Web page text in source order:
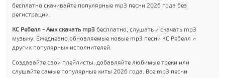
бесплатно скачивайте популярные mp3 песни 2026 года без
регистрации.
КC Ребелл - Амк скачать mp3 бесплатно, слушать и скачать mp3
музыку. Ежедневно обновляемые новые mp3 песни КC Ребелл и
других популярных исполнителей.
Создавайте свои плейлисты, добавляйте любимые треки или
слушайте самые популярные хиты 2026 года. Все mp3 песни